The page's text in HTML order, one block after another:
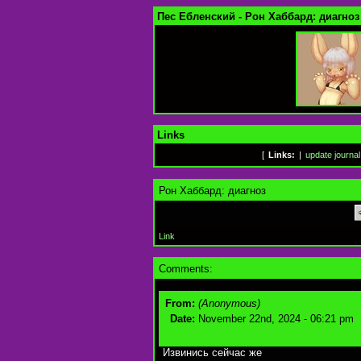
Пес Ебленский - Рон Хаббард: диагноз
Links
[ Links: update journal
Рон Хаббард: диагноз
Link
Comments:
From: (Anonymous)
Date: November 22nd, 2024 - 06:21 pm
Извинись сейчас же